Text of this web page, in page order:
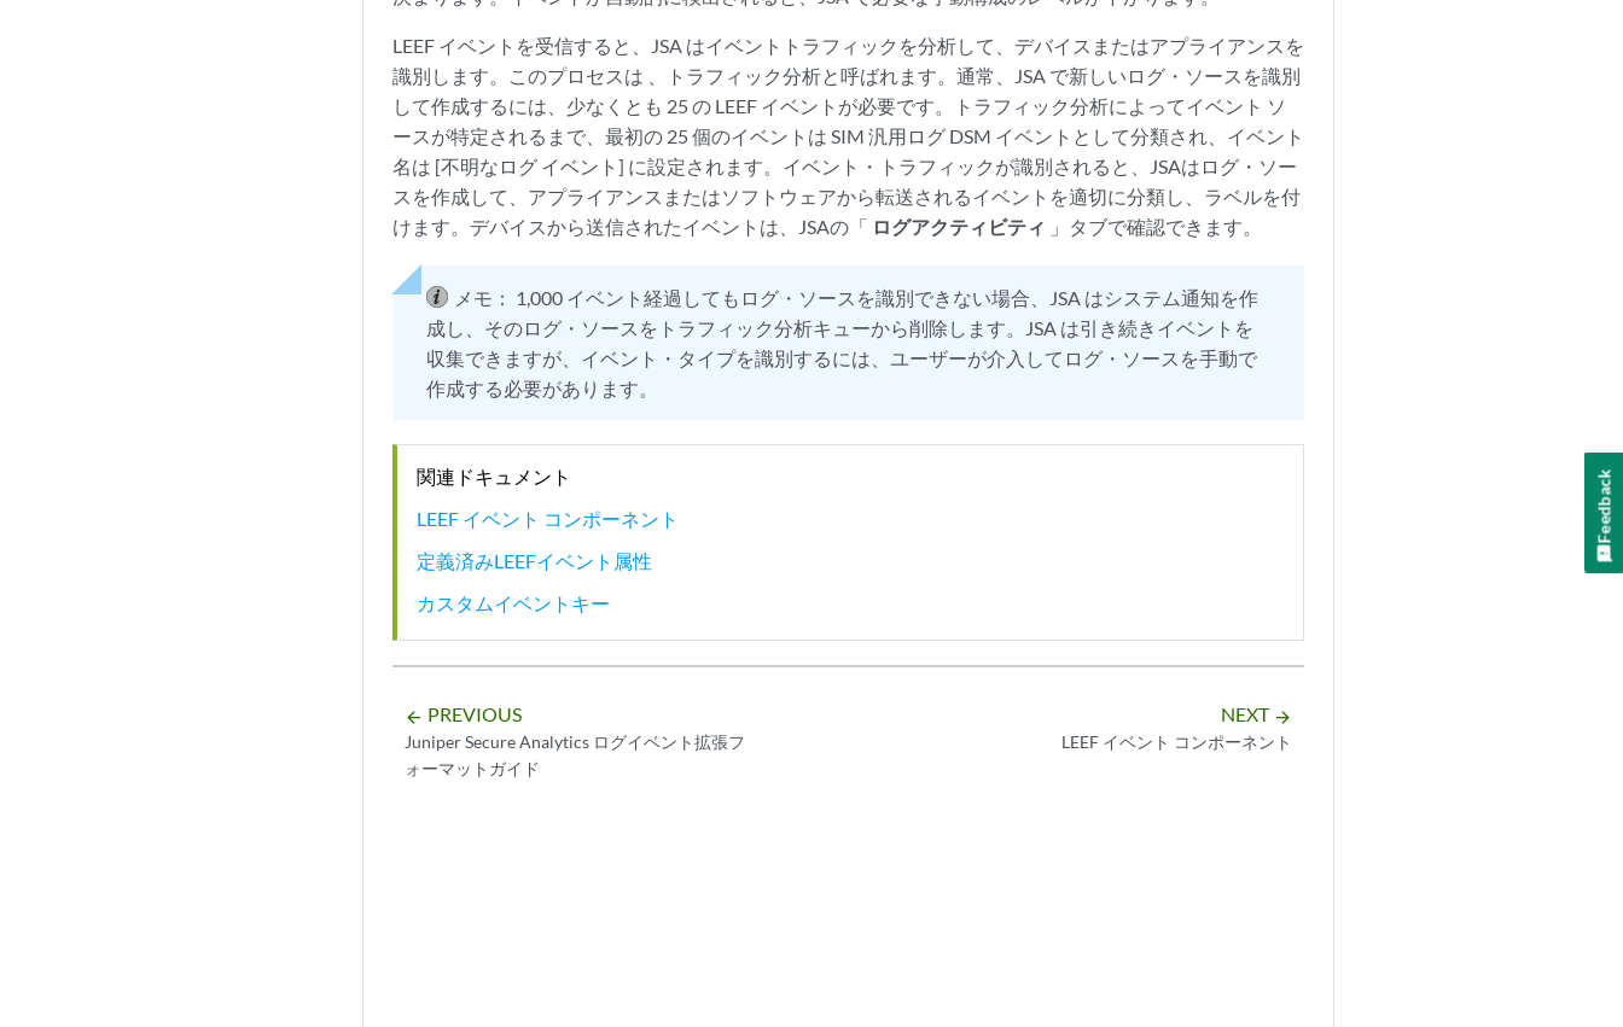
LEEF イベントを受信すると、JSA はイベントトラフィックを分析して、デバイスまたはアプライアンスを
識別します。このプロセスは
、トラフィック分析と呼ばれます。通常、JSA で新しいログ・ソースを識別
して作成するには、少なくとも 25 の LEEF イベントが必要です。トラフィック分析によってイベント ソ
ースが特定されるまで、最初の 25 個のイベントは SIM 汎用ログ DSM イベントとして分類され、イベント
名は [不明なログ イベント ] に設定されます。イベント・トラフィックが識別されると、JSAはログ・ソー
スを作成して、アプライアンスまたはソフトウェアから転送されるイベントを適切に分類し、ラベルを付
けます。デバイスから送信されたイベントは、JSAの「 ログアクティビティ 」タブで確認できます。
メモ：
1,000 イベント経過してもログ・ソースを識別できない場合、JSA はシステム通知を作
成し、そのログ・ソースをトラフィック分析キューから削除します。JSA は引き続きイベントを
収集できますが、イベント・タイプを識別するには、ユーザーが介入してログ・ソースを手動で
作成する必要があります。
関連ドキュメント
LEEF イベント コンポーネント
定義済みLEEFイベント属性
カスタムイベントキー
arrow_backward PREVIOUS
Juniper Secure Analytics ログイベント拡張フ
ォーマットガイド
NEXT arrow_forward
LEEF イベント コンポーネント
Feedback